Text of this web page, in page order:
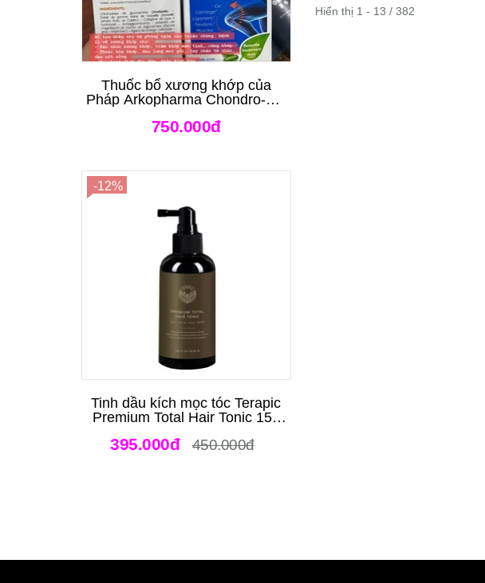
Thuốc bổ xương khớp của
Pháp Arkopharma Chondro-Aid
750.000đ
-12%
Tinh dầu kích mọc tóc Terapic
Premium Total Hair Tonic 150
395.000đ 450.000đ